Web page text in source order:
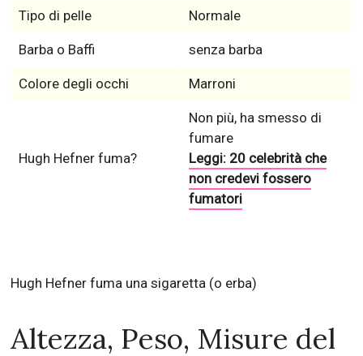
Tipo di pelle Normale
Barba o Baffi senza barba
Colore degli occhi Marroni
Hugh Hefner fuma?
Non più, ha smesso di
fumare
Leggi: 20 celebrità che
non credevi fossero
fumatori
Hugh Hefner fuma una sigaretta (o erba)
Altezza, Peso, Misure del